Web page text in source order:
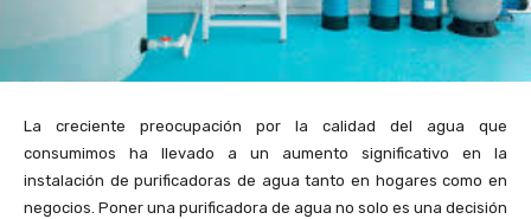
La creciente preocupación por la calidad del agua que
consumimos ha llevado a un aumento significativo en la
instalación de purificadoras de agua tanto en hogares como en
negocios. Poner una purificadora de agua no solo es una decisión